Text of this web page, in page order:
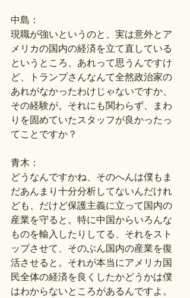
中島：
現職が強いというのと、実は意外とア
メリカの国内の経済を立て直している
というところ、あれって思うんですけ
ど、トランプさんなんて全然政治家の
あれがなかったわけじゃないですか、
その経験が。それにも関わらず、まわ
りを固めていたスタッフが良かったっ
てことですか？
青木：
どうなんですかね、そのへんは僕もま
だあんまり十分分析してないんだけれ
ども、だけど保護主義に立って国内の
産業を守ると。特に中国からいろんな
ものを輸入したりしてる、それをスト
ップさせて、そのぶん国内の産業を復
活させると。それが本当にアメリカ国
民全体の経済を良くしたかどうかは僕
はわからないところがあるんですよ。